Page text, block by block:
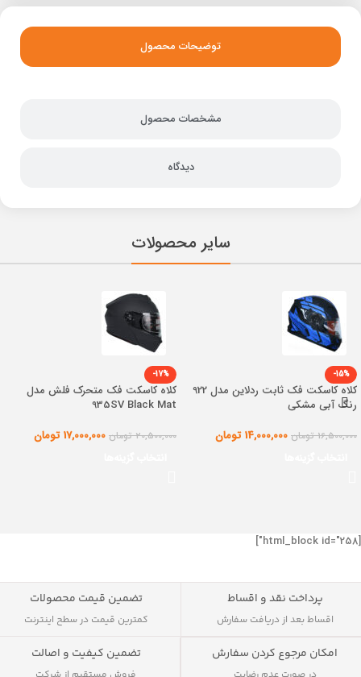
توضیحات محصول
مشخصات محصول
دیدگاه
سایر محصولات
-15%
کلاه کاسکت فک ثابت ردلاین مدل 922
رنگ آبی مشکی
16,500,000 تومان 14,000,000 تومان
-17%
کلاه کاسکت فک متحرک فلش مدل
935SV Black Mat
20,500,000 تومان 17,000,000 تومان
[html_block id="258"]
پرداخت نقد و اقساط
اقساط بعد از دریافت سفارش
تضمین قیمت محصولات
کمترین قیمت در سطح اینترنت
امکان مرجوع کردن سفارش تضمین کیفیت و اصالت